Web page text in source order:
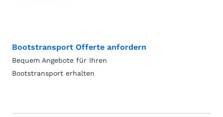
Bootstransport Offerte anfordern
Bequem Angebote für Ihren
Bootstransport erhalten